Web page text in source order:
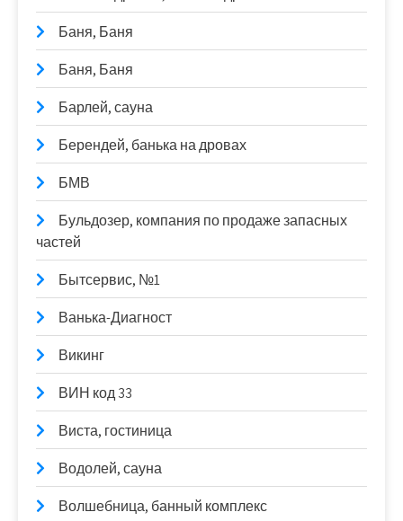
Баня, Баня
Баня, Баня
Барлей, сауна
Берендей, банька на дровах
БМВ
Бульдозер, компания по продаже запасных
частей
Бытсервис, №1
Ванька-Диагност
Викинг
ВИН код 33
Виста, гостиница
Водолей, сауна
Волшебница, банный комплекс